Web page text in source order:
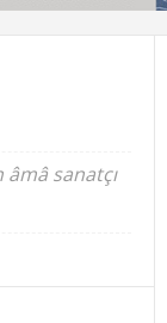
sanatçı